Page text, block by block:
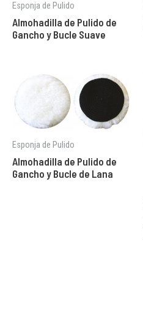
Esponja de Pulido
Almohadilla de Pulido de
Gancho y Bucle Suave
Esponja de Pulido
Almohadilla de Pulido de
Gancho y Bucle de Lana